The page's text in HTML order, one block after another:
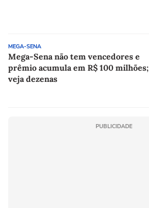
MEGA-SENA
Mega-Sena não tem vencedores e
prêmio acumula em R$ 100 milhões;
veja dezenas
PUBLICIDADE